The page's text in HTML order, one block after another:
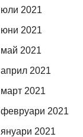
юли 2021
юни 2021
май 2021
април 2021
март 2021
февруари 2021
януари 2021